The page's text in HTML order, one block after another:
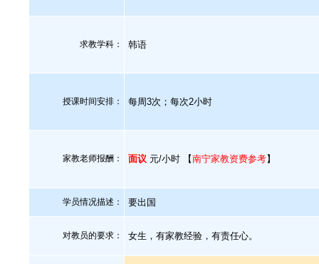
求教学科： 韩语
授课时间安排： 每周3次；每次2小时
家教老师报酬： 面议 元/小时 【南宁家教资费参考】
学员情况描述： 要出国
对教员的要求： 女生，有家教经验，有责任心。